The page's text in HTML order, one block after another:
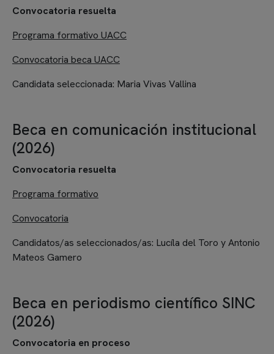
Convocatoria resuelta
Programa formativo UACC
Convocatoria beca UACC
Candidata seleccionada: Maria Vivas Vallina
Beca en comunicación institucional
(2026)
Convocatoria resuelta
Programa formativo
Convocatoria
Candidatos/as seleccionados/as: Lucíla del Toro y Antonio
Mateos Gamero
Beca en periodismo científico SINC
(2026)
Convocatoria en proceso